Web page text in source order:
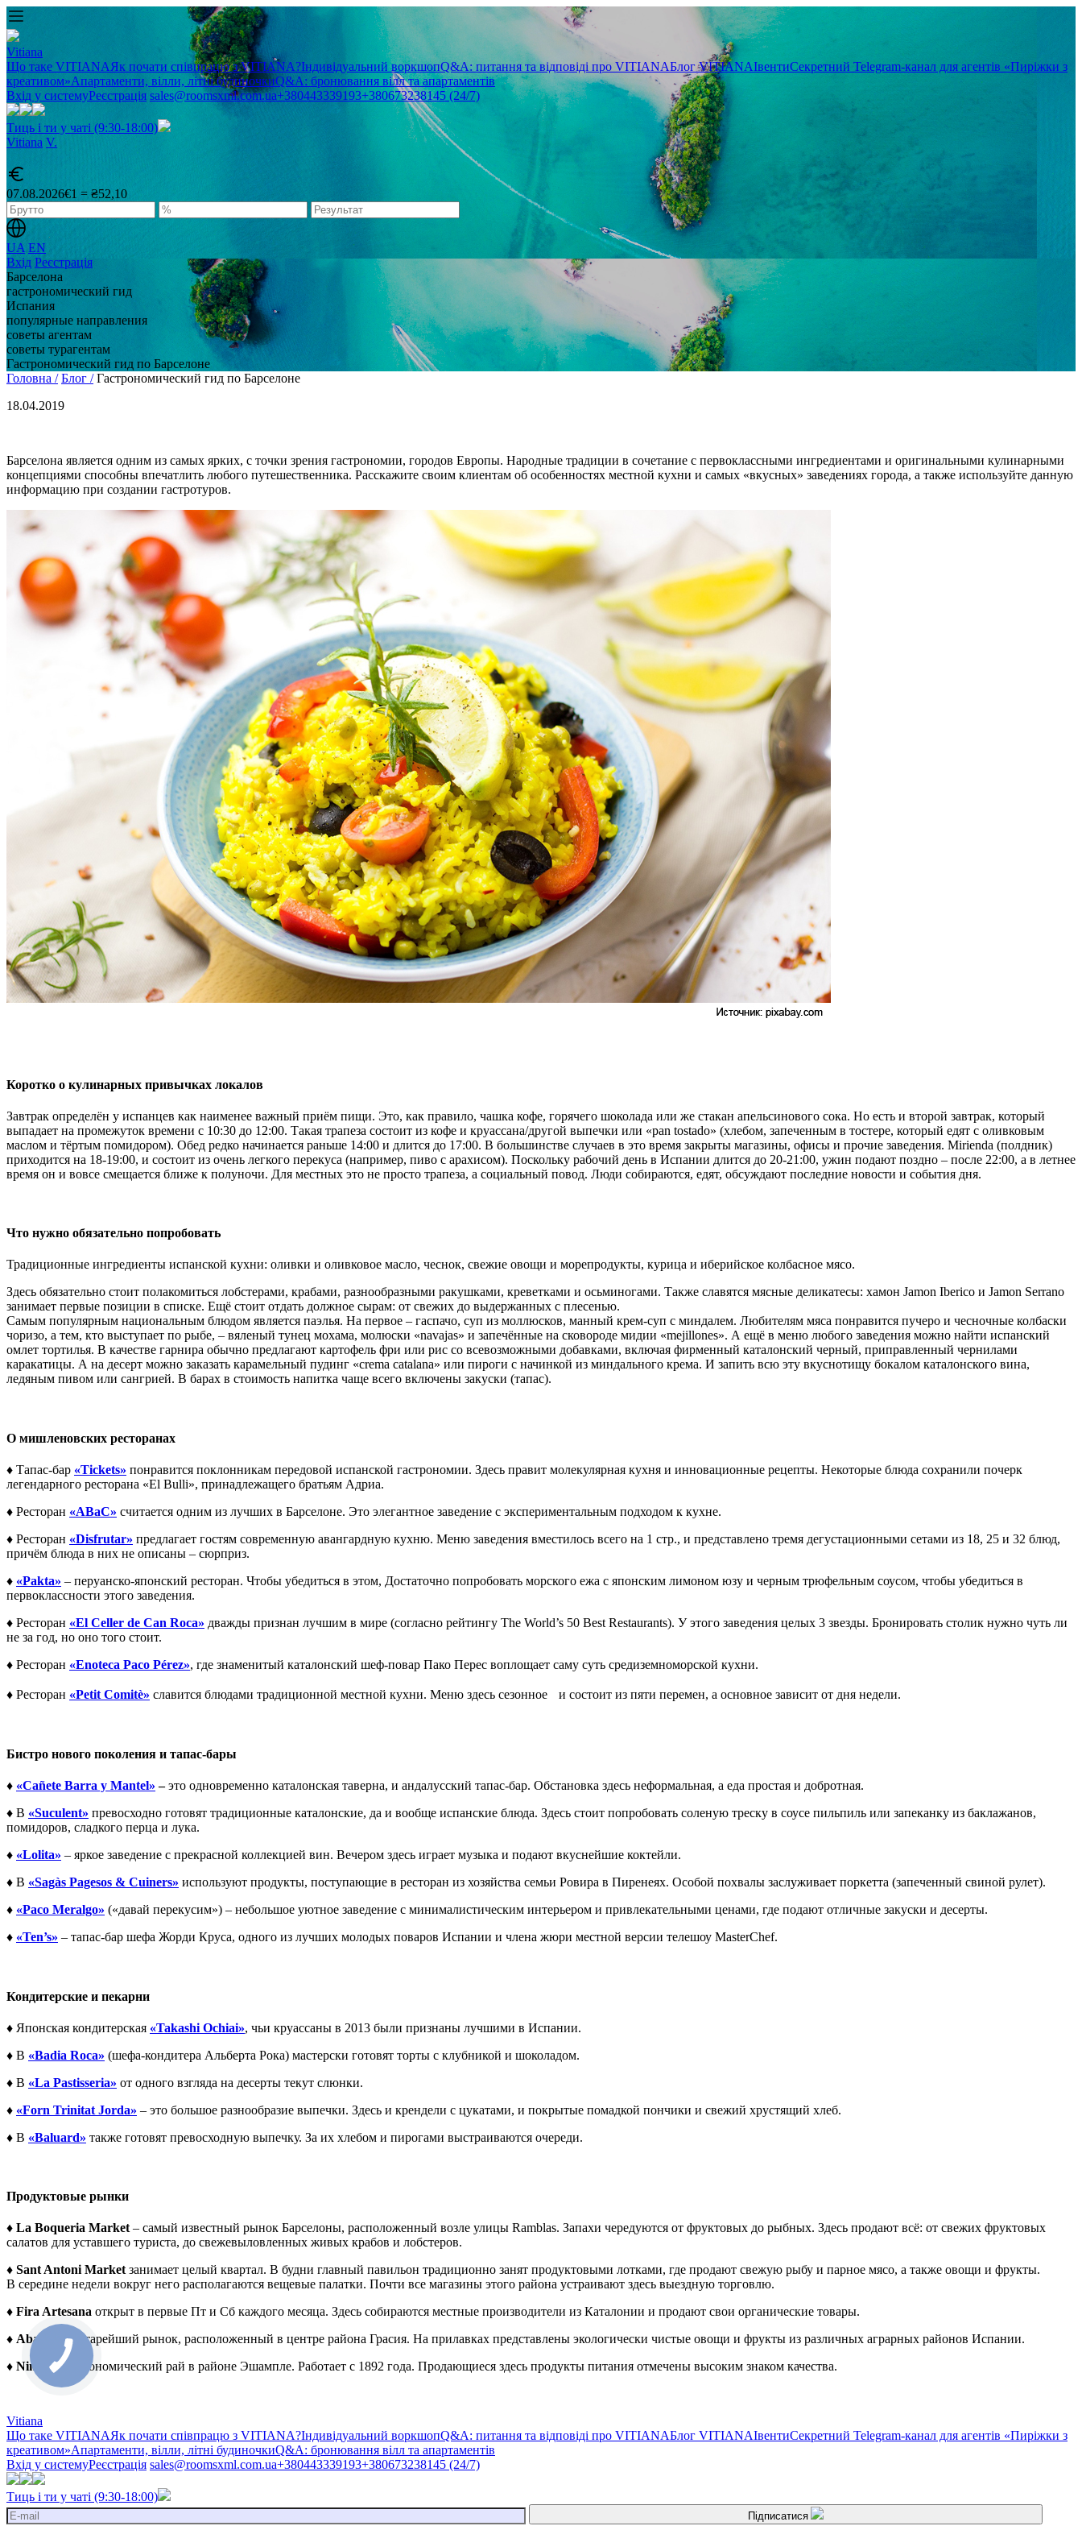
Vitiana
Що таке VITIANAЯк почати співпрацю з VITIANA?Індивідуальний воркшопQ&A: питання та відповіді про VITIANAБлог VITIANAІвентиСекретний Telegram-канал для агентів «Пиріжки з
креативом»Апартаменти, вілли, літні будиночкиQ&A: бронювання вілл та апартаментів
Вхід у системуРеєстрація sales@roomsxml.com.ua+380443339193+380673238145 (24/7)
Тиць і ти у чаті (9:30-18:00)
Vitiana V.
07.08.2026€1 = ₴52,10
UA EN
Вхід Реєстрація
Барселона
гастрономический гид
Испания
популярные направления
советы агентам
советы турагентам
Гастрономический гид по Барселоне
Головна / Блог / Гастрономический гид по Барселоне
18.04.2019
Барселона является одним из самых ярких, с точки зрения гастрономии, городов Европы. Народные традиции в сочетание с первоклассными ингредиентами и оригинальными кулинарными
концепциями способны впечатлить любого путешественника. Расскажите своим клиентам об особенностях местной кухни и самых «вкусных» заведениях города, а также используйте данную
информацию при создании гастротуров.
Коротко о кулинарных привычках локалов
Завтрак определён у испанцев как наименее важный приём пищи. Это, как правило, чашка кофе, горячего шоколада или же стакан апельсинового сока. Но есть и второй завтрак, который
выпадает на промежуток времени с 10:30 до 12:00. Такая трапеза состоит из кофе и круассана/другой выпечки или «pan tostado» (хлебом, запеченным в тостере, который едят с оливковым
маслом и тёртым помидором). Обед редко начинается раньше 14:00 и длится до 17:00. В большинстве случаев в это время закрыты магазины, офисы и прочие заведения. Mirienda (полдник)
приходится на 18-19:00, и состоит из очень легкого перекуса (например, пиво с арахисом). Поскольку рабочий день в Испании длится до 20-21:00, ужин подают поздно – после 22:00, а в летнее
время он и вовсе смещается ближе к полуночи. Для местных это не просто трапеза, а социальный повод. Люди собираются, едят, обсуждают последние новости и события дня.
Что нужно обязательно попробовать
Традиционные ингредиенты испанской кухни: оливки и оливковое масло, чеснок, свежие овощи и морепродукты, курица и иберийское колбасное мясо.
Здесь обязательно стоит полакомиться лобстерами, крабами, разнообразными ракушками, креветками и осьминогами. Также славятся мясные деликатесы: хамон Jamon Iberico и Jamon Serrano
занимает первые позиции в списке. Ещё стоит отдать должное сырам: от свежих до выдержанных с плесенью.
Самым популярным национальным блюдом является паэлья. На первое – гаспачо, суп из моллюсков, манный крем-суп с миндалем. Любителям мяса понравится пучеро и чесночные колбаски
чоризо, а тем, кто выступает по рыбе, – вяленый тунец мохама, молюски «navajas» и запечённые на сковороде мидии «mejillones». А ещё в меню любого заведения можно найти испанский
омлет тортилья. В качестве гарнира обычно предлагают картофель фри или рис со всевозможными добавками, включая фирменный каталонский черный, приправленный чернилами
каракатицы. А на десерт можно заказать карамельный пудинг «сrema catalana» или пироги с начинкой из миндального крема. И запить всю эту вкуснотищу бокалом каталонского вина,
ледяным пивом или сангрией. В барах в стоимость напитка чаще всего включены закуски (тапас).
О мишленовских ресторанах
♦ Тапас-бар «Tickets» понравится поклонникам передовой испанской гастрономии. Здесь правит молекулярная кухня и инновационные рецепты. Некоторые блюда сохранили почерк
легендарного ресторана «El Bulli», принадлежащего братьям Адриа.
♦ Ресторан «ABaC» считается одним из лучших в Барселоне. Это элегантное заведение с экспериментальным подходом к кухне.
♦ Ресторан «Disfrutar» предлагает гостям современную авангардную кухню. Меню заведения вместилось всего на 1 стр., и представлено тремя дегустационными сетами из 18, 25 и 32 блюд,
причём блюда в них не описаны – сюрприз.
♦ «Pakta» – перуанско-японский ресторан. Чтобы убедиться в этом, Достаточно попробовать морского ежа с японским лимоном юзу и черным трюфельным соусом, чтобы убедиться в
первоклассности этого заведения.
♦ Ресторан «El Celler de Can Roca» дважды признан лучшим в мире (согласно рейтингу The World’s 50 Best Restaurants). У этого заведения целых 3 звезды. Бронировать столик нужно чуть ли
не за год, но оно того стоит.
♦ Ресторан «Enoteca Paco Pérez», где знаменитый каталонский шеф-повар Пако Перес воплощает саму суть средиземноморской кухни.
♦ Ресторан «Petit Comitè» славится блюдами традиционной местной кухни. Меню здесь сезонное и состоит из пяти перемен, а основное зависит от дня недели.
Бистро нового поколения и тапас-бары
♦ «Cañete Barra y Mantel» –это одновременно каталонская таверна, и андалусский тапас-бар. Обстановка здесь неформальная, а еда простая и добротная.
♦ В «Suculent» превосходно готовят традиционные каталонские, да и вообще испанские блюда. Здесь стоит попробовать соленую треску в соусе пильпиль или запеканку из баклажанов,
помидоров, сладкого перца и лука.
♦ «Lolita» – яркое заведение с прекрасной коллекцией вин. Вечером здесь играет музыка и подают вкуснейшие коктейли.
♦ В «Sagàs Pagesos & Cuiners» используют продукты, поступающие в ресторан из хозяйства семьи Ровира в Пиренеях. Особой похвалы заслуживает поркетта (запеченный свиной рулет).
♦ «Paco Meralgo» («давай перекусим») – небольшое уютное заведение с минималистическим интерьером и привлекательными ценами, где подают отличные закуски и десерты.
♦ «Ten’s» – тапас-бар шефа Жорди Круса, одного из лучших молодых поваров Испании и члена жюри местной версии телешоу MasterChef.
Кондитерские и пекарни
♦ Японская кондитерская «Takashi Ochiai», чьи круассаны в 2013 были признаны лучшими в Испании.
♦ В «Badia Roca» (шефа-кондитера Альберта Рока) мастерски готовят торты с клубникой и шоколадом.
♦ В «La Pastisseria» от одного взгляда на десерты текут слюнки.
♦ «Forn Trinitat Jorda» – это большое разнообразие выпечки. Здесь и крендели с цукатами, и покрытые помадкой пончики и свежий хрустящий хлеб.
♦ В «Baluard» также готовят превосходную выпечку. За их хлебом и пирогами выстраиваются очереди.
Продуктовые рынки
♦ La Boqueria Market– самый известный рынок Барселоны, расположенный возле улицы Ramblas. Запахи чередуются от фруктовых до рыбных. Здесь продают всё: от свежих фруктовых
салатов для уставшего туриста, до свежевыловленных живых крабов и лобстеров.
♦ Sant Antoni Marketзанимает целый квартал. В будни главный павильон традиционно занят продуктовыми лотками, где продают свежую рыбу и парное мясо, а также овощи и фрукты.
В середине недели вокруг него располагаются вещевые палатки. Почти все магазины этого района устраивают здесь выездную торговлю.
♦ Fira Artesana открыт в первые Пт и Сб каждого месяца. Здесь собираются местные производители из Каталонии и продают свои органические товары.
♦ Abaceria– старейший рынок, расположенный в центре района Грасия. На прилавках представлены экологически чистые овощи и фрукты из различных аграрных районов Испании.
♦ Ninot – гастрономический рай в районе Эшампле. Работает с 1892 года. Продающиеся здесь продукты питания отмечены высоким знаком качества.
Vitiana
Що таке VITIANAЯк почати співпрацю з VITIANA?Індивідуальний воркшопQ&A: питання та відповіді про VITIANAБлог VITIANAІвентиСекретний Telegram-канал для агентів «Пиріжки з
креативом»Апартаменти, вілли, літні будиночкиQ&A: бронювання вілл та апартаментів
Вхід у системуРеєстрація sales@roomsxml.com.ua+380443339193+380673238145 (24/7)
Тиць і ти у чаті (9:30-18:00)
Підписатися